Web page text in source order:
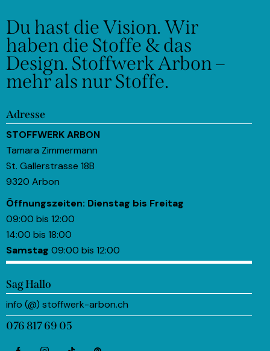
Du hast die Vision.Wir
haben die Stoffe & das
Design. Stoffwerk Arbon –
mehr als nur Stoffe.
Adresse
STOFFWERK ARBON
Tamara Zimmermann
St. Gallerstrasse 18B
9320 Arbon
Öffnungszeiten: Dienstag bis Freitag
09:00 bis 12:00
14:00 bis 18:00
Samstag 09:00 bis 12:00
Sag Hallo
info (@) stoffwerk-arbon.ch
076 817 69 05